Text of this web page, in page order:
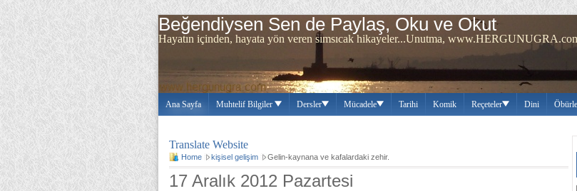
Beğendiysen Sen de Paylaş, Oku ve Okut
Hayatın içinden, hayata yön veren sımsıcak hikayeler...Unutma,
Ana Sayfa Muhtelif Bilgiler Dersler Mücadele Tarihi Komik Reçeteler Dini
Translate Website
Home kişisel gelişim Gelin-kaynana ve kafalardaki zehir.
17 Aralık 2012 Pazartesi